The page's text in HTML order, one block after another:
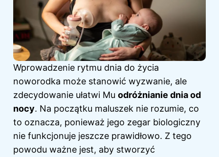
Wprowadzenie rytmu dnia do życia
noworodka może stanowić wyzwanie, ale
zdecydowanie ułatwi Mu odróżnianie dnia od
nocy. Na początku maluszek nie rozumie, co
to oznacza, ponieważ jego zegar biologiczny
nie funkcjonuje jeszcze prawidłowo. Z tego
powodu ważne jest, aby stworzyć